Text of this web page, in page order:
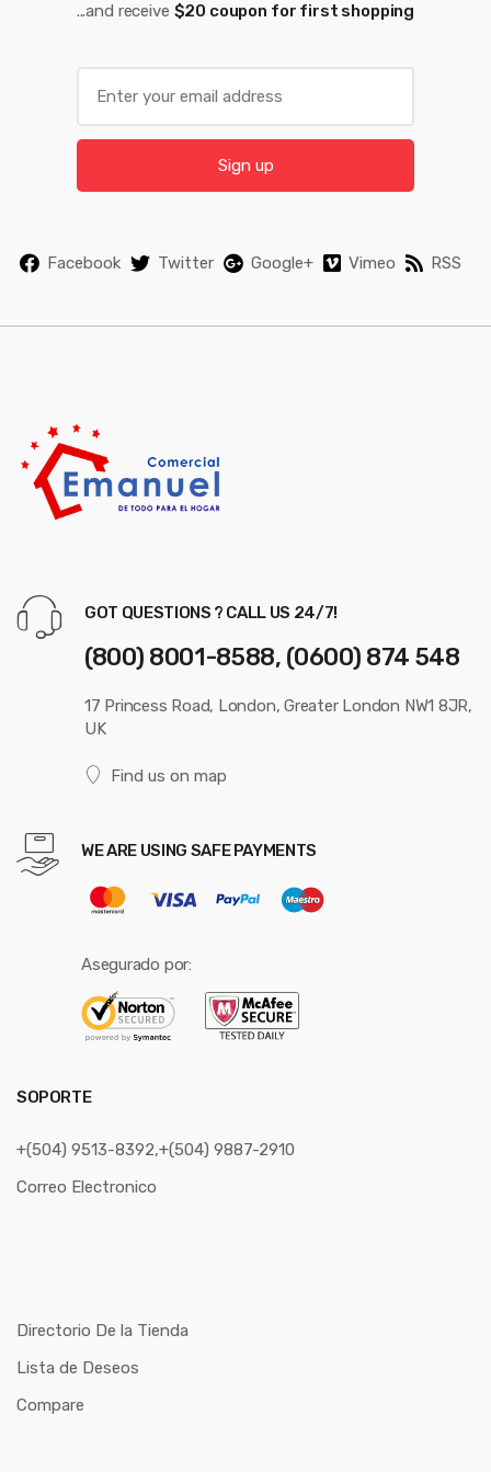
...and receive $20 coupon for first shopping
a
l
Sign up
Facebook Twitter Google+ Vimeo RSS
GOT QUESTIONS ? CALL US 24/7!
(800) 8001-8588, (0600) 874 548
17 Princess Road, London, Greater London NW1 8JR,
UK
Find us on map
WE ARE USING SAFE PAYMENTS
Asegurado por:
SOPORTE
+(504) 9513-8392,+(504) 9887-2910
Correo Electronico
Directorio De la Tienda
Lista de Deseos
Compare